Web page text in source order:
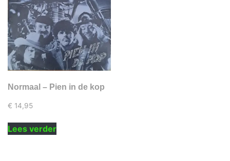
Normaal – Pien in de kop
€ 14,95
Lees verder